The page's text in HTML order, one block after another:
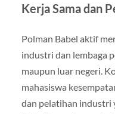
Kerja Sama dan
Polman Babel aktif
industri dan lembaga
maupun luar negeri.
mahasiswa
dan pelatihan industri